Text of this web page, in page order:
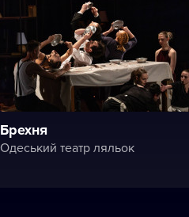
Брехня
Одеський театр ляльок